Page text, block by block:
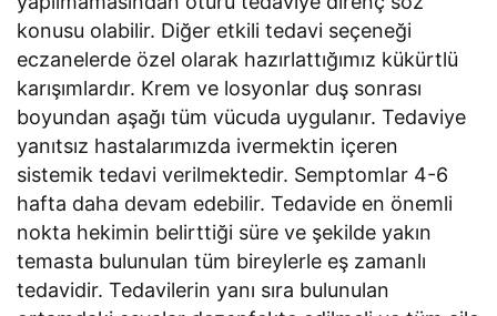
konusu olabilir. Diğer etkili tedavi seçeneği
eczanelerde özel olarak hazırlattığımız kükürtlü
karışımlardır. Krem ve losyonlar duş sonrası
boyundan aşağı tüm vücuda uygulanır. Tedaviye
yanıtsız hastalarımızda ivermektin içeren
sistemik tedavi verilmektedir. Semptomlar 4-6
hafta daha devam edebilir. Tedavide en önemli
nokta hekimin belirttiği süre ve şekilde yakın
temasta bulunulan tüm bireylerle eş zamanlı
tedavidir. Tedavilerin yanı sıra bulunulan